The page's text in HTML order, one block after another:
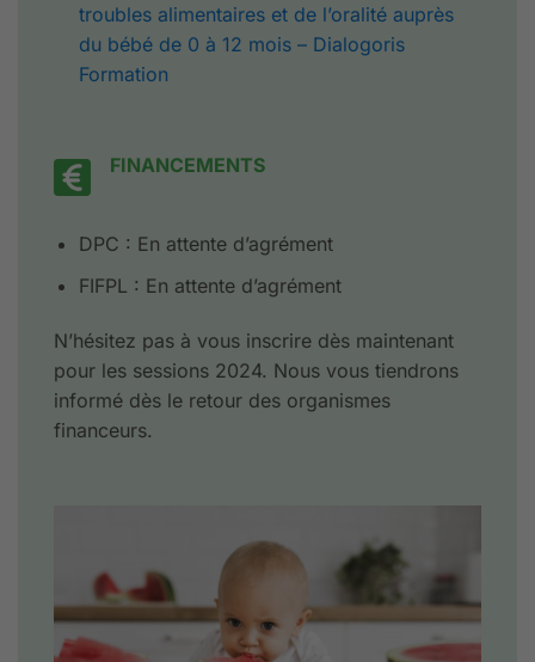
troubles alimentaires et de l’oralité auprès
du bébé de 0 à 12 mois – Dialogoris
Formation
FINANCEMENTS
DPC : En attente d’agrément
FIFPL : En attente d’agrément
N’hésitez pas à vous inscrire dès maintenant
pour les sessions 2024. Nous vous tiendrons
informé dès le retour des organismes
financeurs.